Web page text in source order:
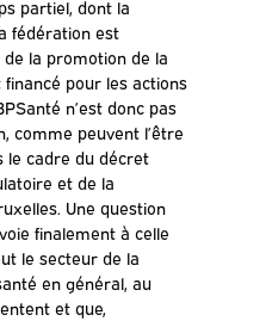
partiel, dont la
fédération est
la promotion de la
pour les actions
n’est donc pas
comme peuvent l’être
le cadre du décret
et de la
Une question
finalement à celle
le secteur de la
en général, au
et que,